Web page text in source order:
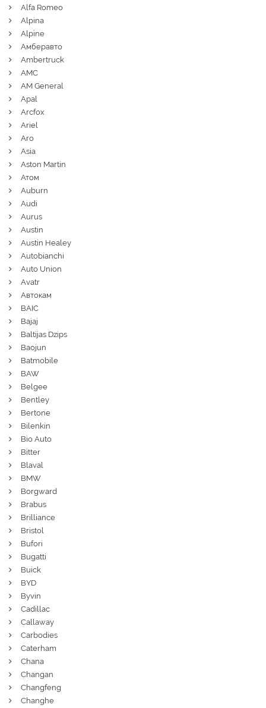
Alfa Romeo
Alpina
Alpine
Амберавто
Ambertruck
AMC
AM General
Apal
Arcfox
Ariel
Aro
Asia
Aston Martin
Атом
Auburn
Audi
Aurus
Austin
Austin Healey
Autobianchi
Auto Union
Avatr
Автокам
BAIC
Bajaj
Baltijas Dzips
Baojun
Batmobile
BAW
Belgee
Bentley
Bertone
Bilenkin
Bio Auto
Bitter
Blaval
BMW
Borgward
Brabus
Brilliance
Bristol
Bufori
Bugatti
Buick
BYD
Byvin
Cadillac
Callaway
Carbodies
Caterham
Chana
Changan
Changfeng
Changhe